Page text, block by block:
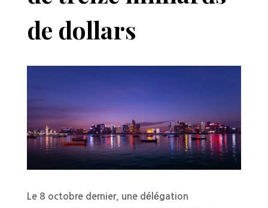
de dollars
Le 8 octobre dernier, une délégation